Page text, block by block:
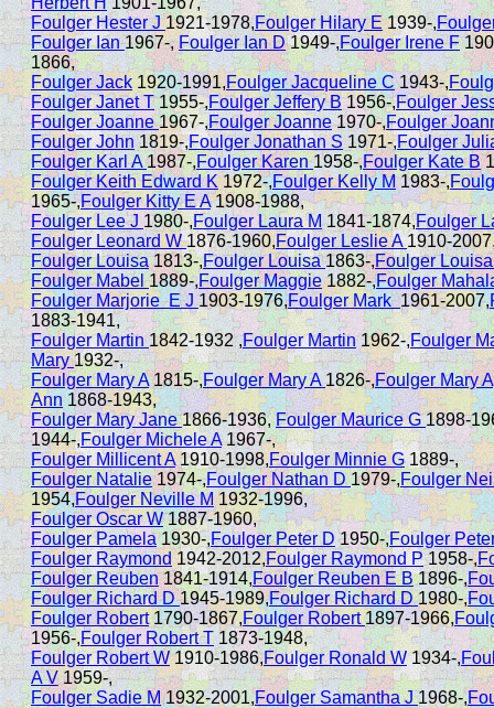
Foulger Hester J1921-1978,Foulger Hilary E1939-,
Foulger Ian1967-,Foulger Ian D1949-,Foulger Irene F
1866,
Foulger Jack 1920-1991,Foulger Jacqueline C1943-,
Foulger Janet T1955-,Foulger Jeffery B1956-,Foulger
Foulger Joanne1967-,Foulger Joanne1970-,Foulger
Foulger John1819-,Foulger Jonathan S1971-,Foulger
Foulger Karl A1987-,Foulger Karen1958-,Foulger Kate B
Foulger Keith Edward K 1972-,Foulger Kelly M1983-,
1965-,Foulger Kitty E A1908-1988,
Foulger Lee J 1980-,Foulger Laura M1841-1874,Foulger
Foulger Leonard W1876-1960,Foulger Leslie A1910-
Foulger Louisa1813-,Foulger Louisa1863-,Foulger
Foulger Mabel1889-,Foulger Maggie1882-,Foulger
Foulger Marjorie E J1903-1976,Foulger Mark1961-2007,
1883-1941,
Foulger Martin1842-1932 ,Foulger Martin1962-,Foulger
Mary1932-,
Foulger Mary A1815-,Foulger Mary A1826-,Foulger Mary A
Ann 1868-1943,
Foulger Mary Jane1866-1936, Foulger Maurice G1898-
1944-,Foulger Michele A1967-,
Foulger Millicent A1910-1998,Foulger Minnie G1889-,
Foulger Natalie1974-,Foulger Nathan D 1979-,Foulger
1954,Foulger Neville M1932-1996,
Foulger Oscar W1887-1960,
Foulger Pamela1930-,Foulger Peter D1950-,Foulger
Foulger Raymond 1942-2012,Foulger Raymond P1958-,
Foulger Reuben1841-1914,Foulger Reuben E B1896-,
Foulger Richard D1945-1989,Foulger Richard D1980-,
Foulger Robert1790-1867,Foulger Robert1897-1966,
1956-,Foulger Robert T 1873-1948,
Foulger Robert W1910-1986,Foulger Ronald W1934-,
A V1959-,
Foulger Sadie M1932-2001,Foulger Samantha J1968-,